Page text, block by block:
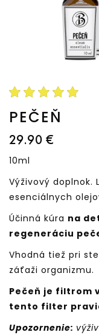
PEČEŇ
29.90 €
10ml
Výživový doplnok.
esenciálnych
Účinná kúra na
regeneráciu
Vhodná tiež pri
záťaži organizmu.
Pečeň je filtrom
tento filter
Upozornenie: